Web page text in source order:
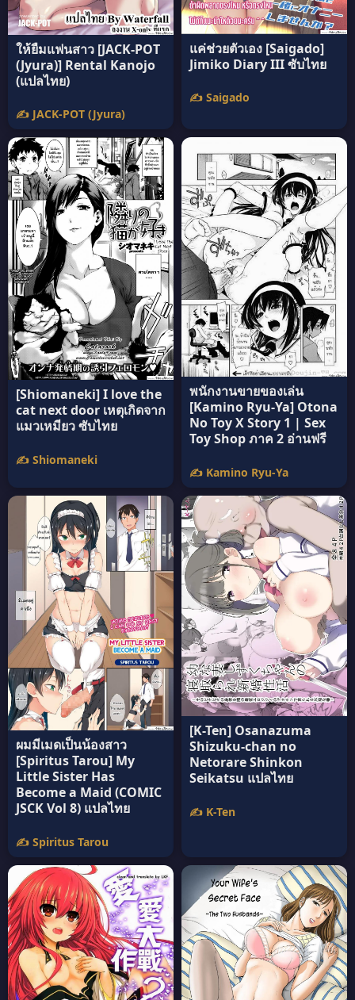
ให้ยืมแฟนสาว [JACK-POT
(Jyura)] Rental Kanojo
(แปลไทย)
✍️ JACK-POT (Jyura)
แค่ช่วยตัวเอง [Saigado]
Jimiko Diary III ซับไทย
✍️ Saigado
[Shiomaneki] I love the
cat next door เหตุเกิดจาก
แมวเหมียว ซับไทย
✍️ Shiomaneki
พนักงานขายของเล่น
[Kamino Ryu-Ya] Otona
No Toy X Story 1 | Sex
Toy Shop ภาค 2 อ่านฟรี
✍️ Kamino Ryu-Ya
ผมมีเมดเป็นน้องสาว
[Spiritus Tarou] My
Little Sister Has
Become a Maid (COMIC
JSCK Vol 8) แปลไทย
✍️ Spiritus Tarou
[K-Ten] Osanazuma
Shizuku-chan no
Netorare Shinkon
Seikatsu แปลไทย
✍️ K-Ten